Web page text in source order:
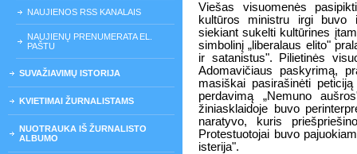
NAUJIENOS RSS KANALAIS
NAUJIENŲ PRENUMERATA EL.
PAŠTU
SUVAŽIAVIMŲ ISTORIJA
KVIETIMAI ŽURNALISTAMS
NUOTRAUKA IŠ ŽURNALISTO
ALBUMO
Viešas visuomenės
kultūros ministru irgi buvo
siekiant sukelti kultūrines
simbolinį „liberalaus elito"
ir satanistus". Pilietinės
Adomavičiaus paskyrimą,
masiškai pasirašinėti
perdavimą „Nemuno
žiniasklaidoje buvo
naratyvo, kuris
Protestuotojai buvo
isterija".